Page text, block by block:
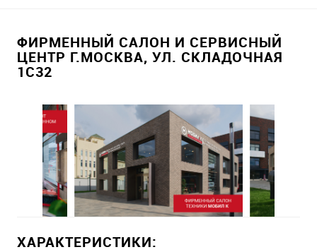
ФИРМЕННЫЙ САЛОН И СЕРВИСНЫЙ
ЦЕНТР Г.МОСКВА, УЛ. СКЛАДОЧНАЯ
1С32
ХАРАКТЕРИСТИКИ: